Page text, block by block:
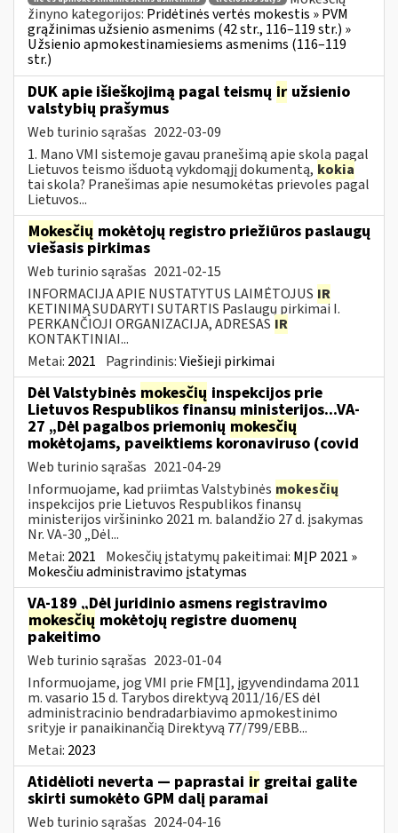
žinyno kategorijos: Pridėtinės vertės mokestis » PVM
grąžinimas užsienio asmenims (42 str., 116–119 str.) »
Užsienio apmokestinamiesiems asmenims (116–119
str.)
DUK apie išieškojimą pagal teismų ir užsienio
valstybių prašymus
Web turinio sąrašas 2022-03-09
1. Mano VMI sistemoje gavau pranešimą apie skolą pagal
Lietuvos teismo išduotą vykdomąjį dokumentą, kokia
tai skola? Pranešimas apie nesumokėtas prievoles pagal
Lietuvos...
Mokesčių mokėtojų registro priežiūros paslaugų
viešasis pirkimas
Web turinio sąrašas 2021-02-15
INFORMACIJA APIE NUSTATYTUS LAIMĖTOJUS IR
KETINIMĄ SUDARYTI SUTARTIS Paslaugų pirkimai I.
PERKANČIOJI ORGANIZACIJA, ADRESAS IR
KONTAKTINIAI...
Metai: 2021 Pagrindinis:Viešieji pirkimai
Dėl Valstybinės mokesčių inspekcijos prie
Lietuvos Respublikos finansų ministerijos...VA-
27 „Dėl pagalbos priemonių mokesčių
mokėtojams, paveiktiems koronaviruso (covid
Web turinio sąrašas 2021-04-29
Informuojame, kad priimtas Valstybinės mokesčių
inspekcijos prie Lietuvos Respublikos finansų
ministerijos viršininko 2021 m. balandžio 27 d. įsakymas
Nr. VA-30 „Dėl...
Metai: 2021 Mokesčių įstatymų pakeitimai: MĮP 2021 »
Mokesčiu administravimo įstatymas
VA-189 „Dėl juridinio asmens registravimo
mokesčių mokėtojų registre duomenų
pakeitimo
Web turinio sąrašas 2023-01-04
Informuojame, jog VMI prie FM[1], įgyvendindama 2011
m. vasario 15 d. Tarybos direktyvą 2011/16/ES dėl
administracinio bendradarbiavimo apmokestinimo
srityje ir panaikinančią Direktyvą 77/799/EBB...
Metai: 2023
Atidėlioti neverta — paprastai ir greitai galite
skirti sumokėto GPM dalį paramai
Web turinio sąrašas 2024-04-16